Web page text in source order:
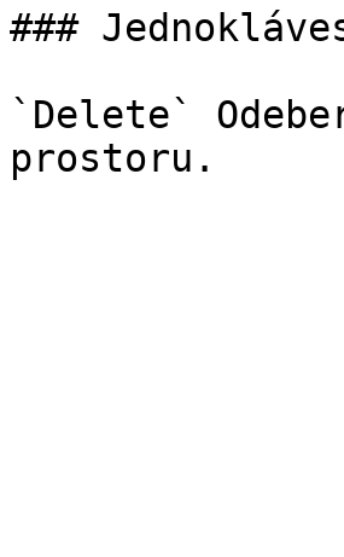
###
`Delete`